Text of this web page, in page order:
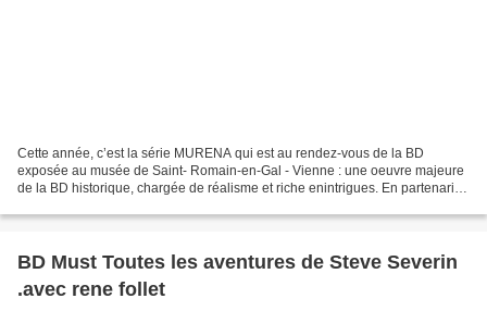
Cette année, c’est la série MURENA qui est au rendez-vous de la BD
exposée au musée de Saint- Romain-en-Gal - Vienne : une oeuvre majeure
de la BD historique, chargée de réalisme et riche enintrigues. En partenariat
BD Must Toutes les aventures de Steve Severin
.avec rene follet